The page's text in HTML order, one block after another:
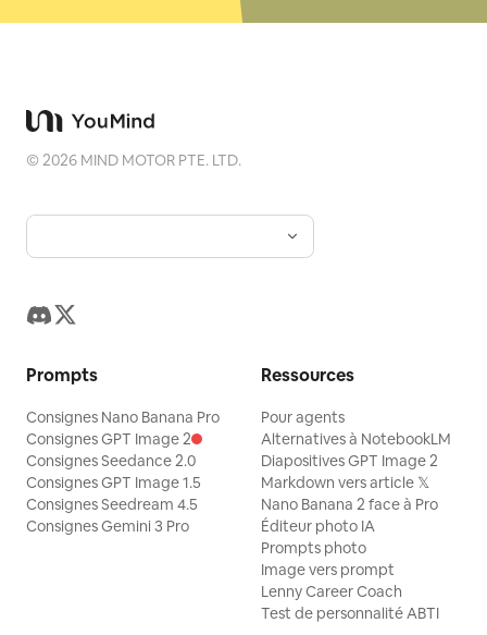
©2026 MIND MOTOR PTE. LTD.
Prompts
Consignes Nano Banana Pro
Consignes GPT Image 2
Consignes Seedance 2.0
Consignes GPT Image 1.5
Consignes Seedream 4.5
Consignes Gemini 3 Pro
Ressources
Pour agents
Alternatives à NotebookLM
Diapositives GPT Image 2
Markdown vers article 𝕏
Nano Banana 2 face à Pro
Éditeur photo IA
Prompts photo
Image vers prompt
Lenny Career Coach
Test de personnalité ABTI